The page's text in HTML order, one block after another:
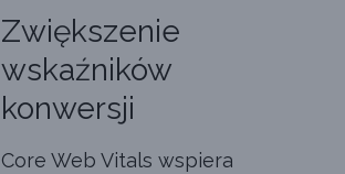
Zwiększenie
wskaźników
konwersji
Core Web Vitals wspiera